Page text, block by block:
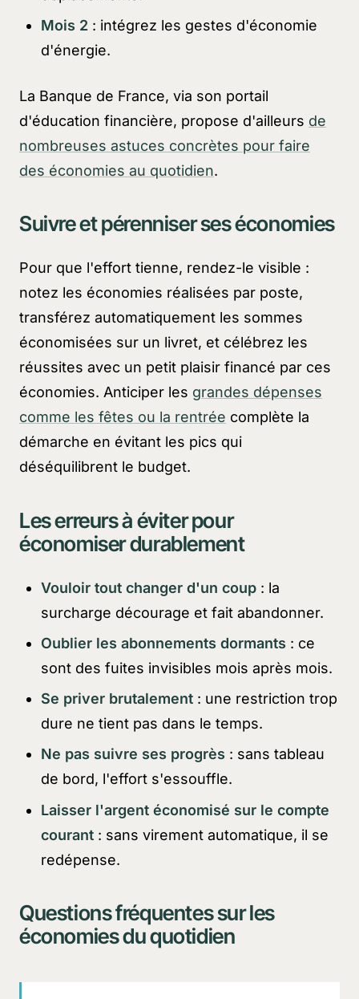
Mois 2 : intégrez les gestes d'économie
d'énergie.
La Banque de France, via son portail
d'éducation financière, propose d'ailleurs de
nombreuses astuces concrètes pour faire
des économies au quotidien.
Suivre et pérenniser ses économies
Pour que l'effort tienne, rendez-le visible :
notez les économies réalisées par poste,
transférez automatiquement les sommes
économisées sur un livret, et célébrez les
réussites avec un petit plaisir financé par ces
économies. Anticiper les grandes dépenses
comme les fêtes ou la rentrée complète la
démarche en évitant les pics qui
déséquilibrent le budget.
Les erreurs à éviter pour
économiser durablement
Vouloir tout changer d'un coup : la
surcharge décourage et fait abandonner.
Oublier les abonnements dormants : ce
sont des fuites invisibles mois après mois.
Se priver brutalement : une restriction trop
dure ne tient pas dans le temps.
Ne pas suivre ses progrès : sans tableau
de bord, l'effort s'essouffle.
Laisser l'argent économisé sur le compte
courant : sans virement automatique, il se
redépense.
Questions fréquentes sur les
économies du quotidien